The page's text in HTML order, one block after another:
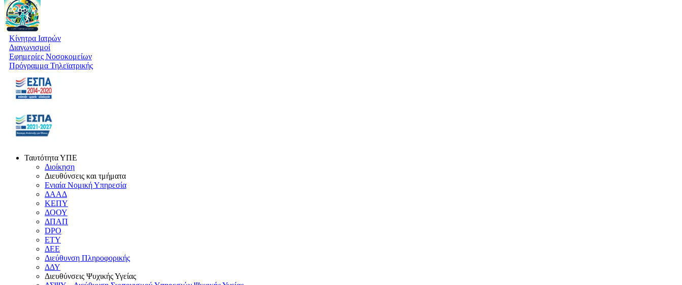
Κίνητρα Ιατρών
Διαγωνισμοί
Εφημερίες Νοσοκομείων
Πρόγραμμα Τηλεϊατρικής
Ταυτότητα ΥΠΕ
Διοίκηση
Διευθύνσεις και τμήματα
Ενιαία Νομική Υπηρεσία
ΔΑΑΔ
ΚΕΠΥ
ΔΟΟΥ
ΔΠΑΠ
DPO
ΕΤΥ
ΔΕΕ
Διεύθυνση Πληροφορικής
ΔΔΥ
Διευθύνσεις Ψυχικής Υγείας